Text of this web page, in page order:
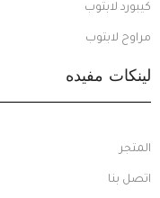
كيبورد لابتوب
مراوح لابتوب
لينكات مفيده
المتجر
اتصل بنا